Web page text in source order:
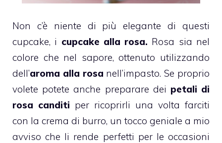
Non c’è niente di più elegante di questi
cupcake, i cupcake alla rosa. Rosa sia nel
colore che nel sapore, ottenuto utilizzando
dell’aroma alla rosa nell’impasto. Se proprio
volete potete anche preparare dei petali di
rosa canditi per ricoprirli una volta farciti
con la crema di burro, un tocco geniale a mio
avviso che li rende perfetti per le occasioni